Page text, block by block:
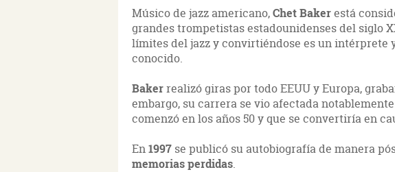
Músico de jazz americano,Chet Bakerestá
grandes trompetistas estadounidenses del siglo
límites del jazz y convirtiéndose es un intérprete
conocido.
Bakerrealizó giras por todo EEUU y Europa,
embargo, su carrera se vio afectada
comenzó en los años 50 y que se convertiría en
En1997 se publicó su autobiografía de manera
memorias perdidas.